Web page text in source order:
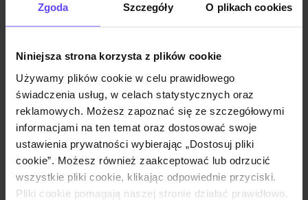
Zgoda Szczegóły O plikach cookies
Niniejsza strona korzysta z plików cookie
Używamy plików cookie w celu prawidłowego
świadczenia usług, w celach statystycznych oraz
reklamowych. Możesz zapoznać się ze szczegółowymi
informacjami na ten temat oraz dostosować swoje
ustawienia prywatności wybierając „Dostosuj pliki
cookie”. Możesz również zaakceptować lub odrzucić
wszystkie pliki cookie, klikając odpowiednie przyciski.
Pliki cookie pomagają naszej stronie działać prawidłowo.
Szczegóły
Skład i wymiary
Opinie